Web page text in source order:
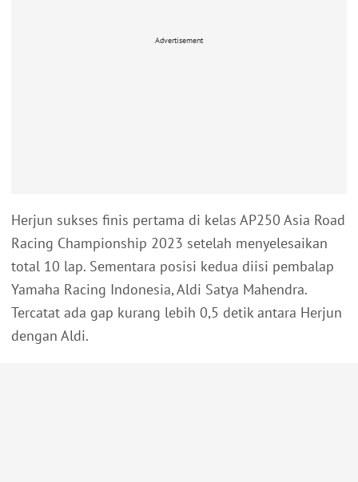
Advertisement
Herjun sukses finis pertama di kelas AP250 Asia Road
Racing Championship 2023 setelah menyelesaikan
total 10 lap. Sementara posisi kedua diisi pembalap
Yamaha Racing Indonesia, Aldi Satya Mahendra.
Tercatat ada gap kurang lebih 0,5 detik antara Herjun
dengan Aldi.